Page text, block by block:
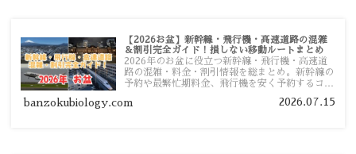
【2026お盆】新幹線・飛行機・高速道路の混雑
＆割引完全ガイド！損しない移動ルートまとめ
2026年のお盆に役立つ新幹線・飛行機・高速道
路の混雑・料金・割引情報を総まとめ。新幹線の
予約や最繁忙期料金、飛行機を安く予約するコ
い移動方法を分かりやすく解説します。
banzokubiology.com 2026.07.15